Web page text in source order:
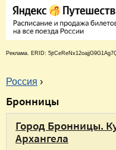
Реклама. ERID:
В
ы
Россия ›
Бронницы
Город Бронницы.
Архангела